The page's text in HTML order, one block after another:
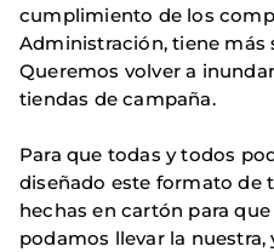
cumplimiento de los
Administración, tiene más
Queremos volver a
tiendas de campaña.
Para que todas y todos
diseñado este formato de
hechas en cartón para
podamos llevar la